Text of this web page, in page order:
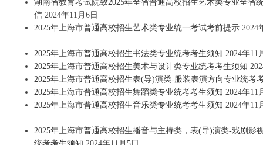
湖南省教育考试院致2025年全省普通高校招生艺术类专业全省
信2024年11月6日
2025年上海市普通高校招生艺术类专业统一考试考前提示2024
2025年上海市普通高校招生书法类专业统考考生须知 2024年11
2025年上海市普通高校招生美术与设计类专业统考考生须知
2025年上海市普通高校招生表(导)演类-服装表演方向专业统考
2025年上海市普通高校招生舞蹈类专业统考考生须知 2024年11
2025年上海市普通高校招生音乐类专业统考考生须知 2024年11
2025年上海市普通高校招生播音与主持类，表(导)演类-戏剧影